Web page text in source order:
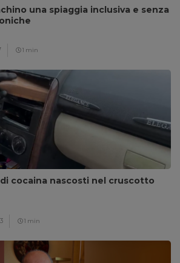
una spiaggia inclusiva e senza
1 min
cocaina nascosti nel cruscotto
1 min